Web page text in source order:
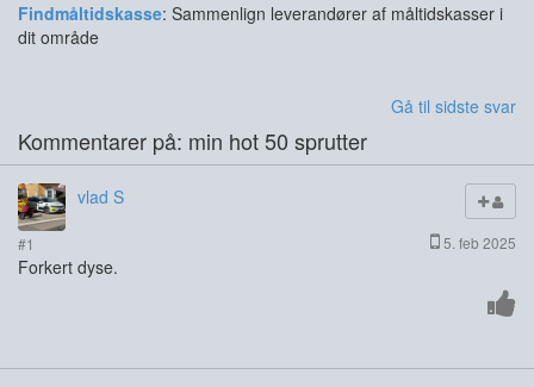
Findmåltidskasse: Sammenlign leverandører af måltidskasser i
dit område
Gå til sidste svar
Kommentarer på: min hot 50 sprutter
vlad S
#1 5. feb 2025
Forkert dyse.